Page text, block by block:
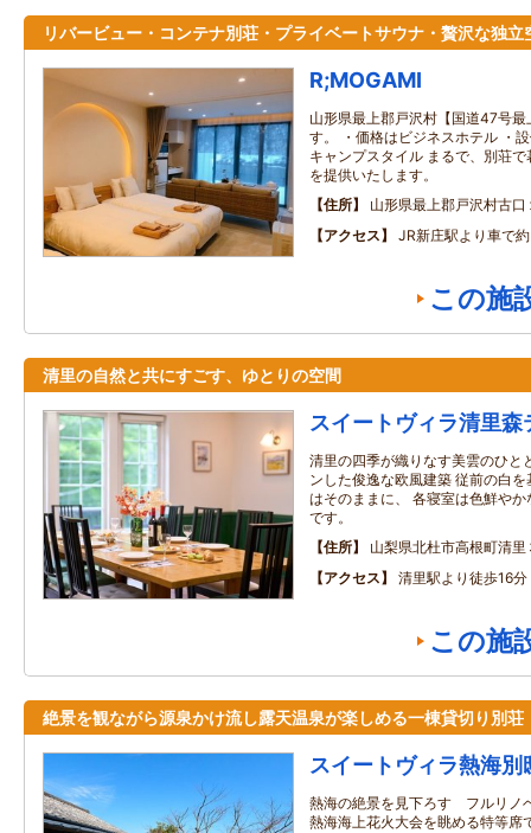
リバービュー・コンテナ別荘・プライベートサウナ・贅沢な独立
R;MOGAMI
山形県最上郡戸沢村【国道47号
す。 ・価格はビジネスホテル ・
キャンプスタイル まるで、別荘
を提供いたします。
住所
山形県最上郡戸沢村古
アクセス
JR新庄駅より車で
この施
清里の自然と共にすごす、ゆとりの空間
スイートヴィラ清里森
清里の四季が織りなす美雲のひと
ンした俊逸な欧風建築 従前の白
はそのままに、 各寝室は色鮮や
です。
住所
山梨県北杜市高根町清
アクセス
清里駅より徒歩16
この施
絶景を観ながら源泉かけ流し露天温泉が楽しめる一棟貸切り別荘
スイートヴィラ熱海別
熱海の絶景を見下ろす フルリノ
熱海海上花火大会を眺める特等席